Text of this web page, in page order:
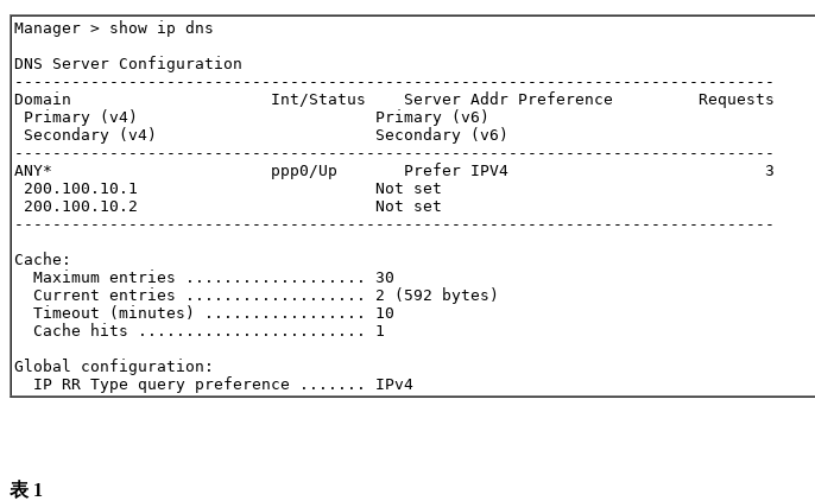
Manager > show ip dns
DNS Server Configuration
--------------------------------------------------------------------------------
Domain                     Int/Status    Server Addr Preference         Requests
Primary (v4)                         Primary (v6)
Secondary (v4)                       Secondary (v6)
--------------------------------------------------------------------------------
ANY*                       ppp0/Up       Prefer IPV4                           3
200.100.10.1                         Not set
200.100.10.2                         Not set
--------------------------------------------------------------------------------
Cache:
  Maximum entries ................... 30
  Current entries ................... 2 (592 bytes)
  Timeout (minutes) ................. 10
  Cache hits ........................ 1
Global configuration:
表 1